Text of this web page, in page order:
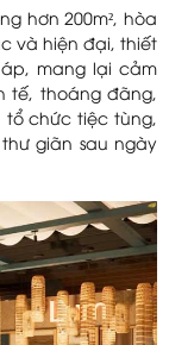
hơn 200m², hòa
và hiện đại, thiết
mang lại cảm
tế, thoáng đãng,
chức tiệc tùng,
giãn sau ngày